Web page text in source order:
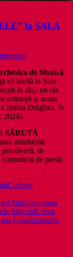
la SALA
de Muzică
) vă invită la Sala
în râs,/ un râs
primești și acum
Drăghici, în
2024).
SĂRUTĂ
autohtonă
primăverii, de
de presă:
Codruţa
NucGeorgiana
StăncioiLarisa
GoiaRuxandra